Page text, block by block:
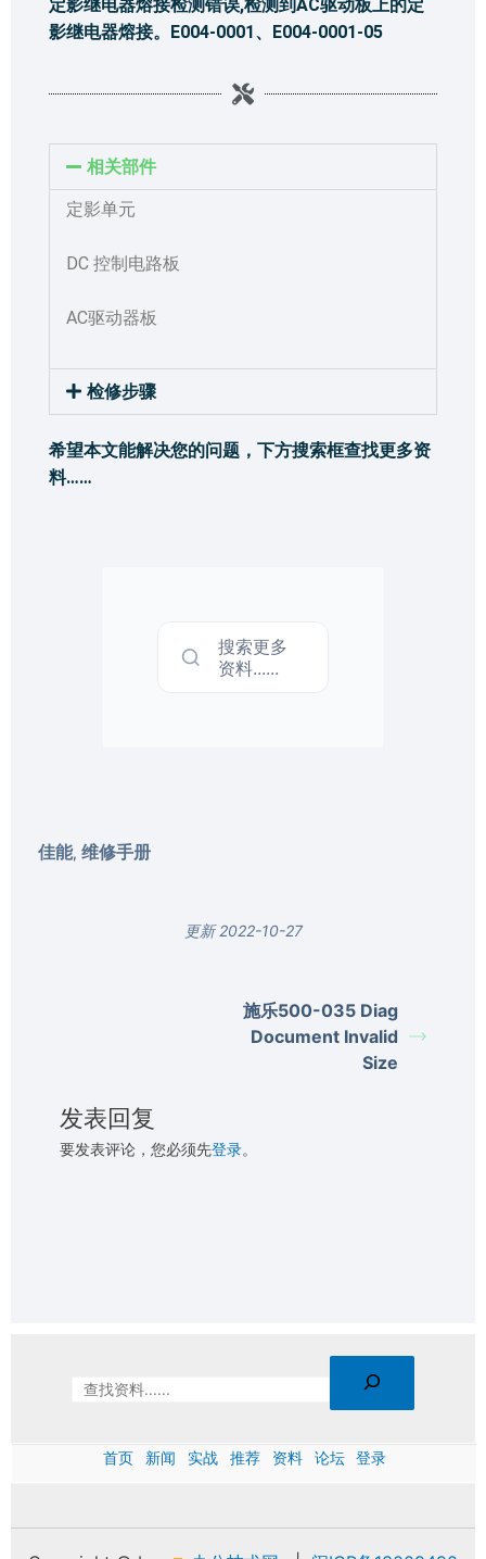
定影继电器熔接检测错误,检测到AC驱动板上的定
影继电器熔接。E004-0001、E004-0001-05
相关部件
定影单元
DC 控制电路板
AC驱动器板
检修步骤
希望本文能解决您的问题，下方搜索框查找更多资
料……
搜索更多
资料......
佳能, 维修手册
更新 2022-10-27
施乐500-035 Diag
Document Invalid
Size
发表回复
要发表评论，您必须先登录。
首页 新闻 实战 推荐 资料 论坛 登录